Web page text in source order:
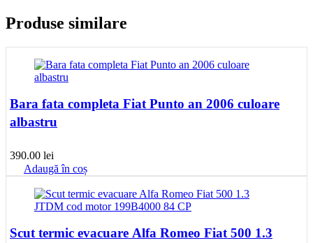
Produse similare
Bara fata completa Fiat Punto an 2006 culoare
albastru
390.00 lei
Adaugă în coș
Scut termic evacuare Alfa Romeo Fiat 500 1.3